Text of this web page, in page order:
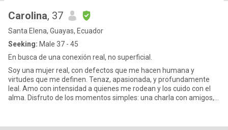
Carolina, 37
Santa Elena, Guayas, Ecuador
Seeking: Male 37 - 45
En busca de una conexión real, no superficial.
Soy una mujer real, con defectos que me hacen humana y
virtudes que me definen. Tenaz, apasionada, y profundamente
leal. Amo con intensidad a quienes me rodean y los cuido con el
alma. Disfruto de los momentos simples: una charla con amigos,